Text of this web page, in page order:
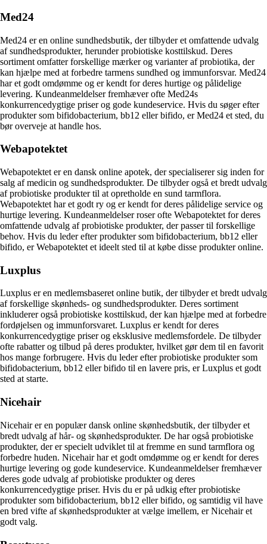
Med24
Med24 er en online sundhedsbutik, der tilbyder et omfattende udvalg
af sundhedsprodukter, herunder probiotiske kosttilskud. Deres
sortiment omfatter forskellige mærker og varianter af probiotika, der
kan hjælpe med at forbedre tarmens sundhed og immunforsvar. Med24
har et godt omdømme og er kendt for deres hurtige og pålidelige
levering. Kundeanmeldelser fremhæver ofte Med24s
konkurrencedygtige priser og gode kundeservice. Hvis du søger efter
produkter som bifidobacterium, bb12 eller bifido, er Med24 et sted, du
bør overveje at handle hos.
Webapotektet
Webapotektet er en dansk online apotek, der specialiserer sig inden for
salg af medicin og sundhedsprodukter. De tilbyder også et bredt udvalg
af probiotiske produkter til at opretholde en sund tarmflora.
Webapotektet har et godt ry og er kendt for deres pålidelige service og
hurtige levering. Kundeanmeldelser roser ofte Webapotektet for deres
omfattende udvalg af probiotiske produkter, der passer til forskellige
behov. Hvis du leder efter produkter som bifidobacterium, bb12 eller
bifido, er Webapotektet et ideelt sted til at købe disse produkter online.
Luxplus
Luxplus er en medlemsbaseret online butik, der tilbyder et bredt udvalg
af forskellige skønheds- og sundhedsprodukter. Deres sortiment
inkluderer også probiotiske kosttilskud, der kan hjælpe med at forbedre
fordøjelsen og immunforsvaret. Luxplus er kendt for deres
konkurrencedygtige priser og eksklusive medlemsfordele. De tilbyder
ofte rabatter og tilbud på deres produkter, hvilket gør dem til en favorit
hos mange forbrugere. Hvis du leder efter probiotiske produkter som
bifidobacterium, bb12 eller bifido til en lavere pris, er Luxplus et godt
sted at starte.
Nicehair
Nicehair er en populær dansk online skønhedsbutik, der tilbyder et
bredt udvalg af hår- og skønhedsprodukter. De har også probiotiske
produkter, der er specielt udviklet til at fremme en sund tarmflora og
forbedre huden. Nicehair har et godt omdømme og er kendt for deres
hurtige levering og gode kundeservice. Kundeanmeldelser fremhæver
deres gode udvalg af probiotiske produkter og deres
konkurrencedygtige priser. Hvis du er på udkig efter probiotiske
produkter som bifidobacterium, bb12 eller bifido, og samtidig vil have
en bred vifte af skønhedsprodukter at vælge imellem, er Nicehair et
godt valg.